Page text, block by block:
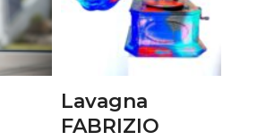
Lavagna
FABRIZIO